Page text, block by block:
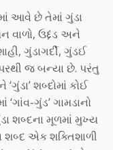
આવે છે તેમાં ગુંડા
વાળો, ઉદ્દંડ અને
ગુંડાગર્દી, ગુંડઈ
જ બન્યા છે. પરંતુ
શબ્દોમાં કોઈ
ગુંડ’ ગામડાનો
શબ્દના મૂળમાં મુખ્ય
શબ્દ એક શક્તિશાળી